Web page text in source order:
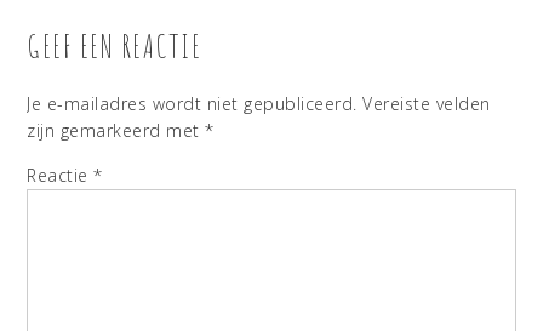
GEEF EEN REACTIE
Je e-mailadres wordt niet gepubliceerd. Vereiste velden
zijn gemarkeerd met*
Reactie*